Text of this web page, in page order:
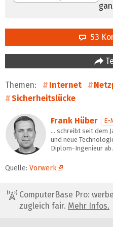
53
Themen: Internet
Sicherheitslücke
Frank Hüber E-
… schreibt seit dem
und neue
Diplom-Ingenieur ab.
Quelle: Vorwerk
ComputerBase Pro:
zugleich fair. Mehr Infos.